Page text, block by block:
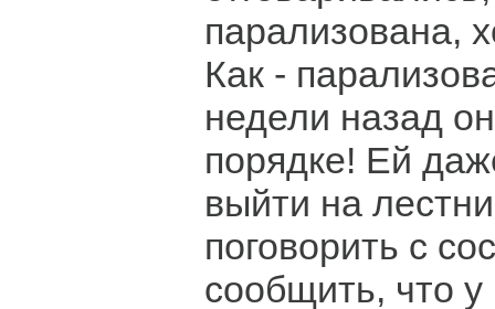
парализована,
Как -
недели назад
порядке! Ей
выйти на
поговорить с
сообщить, что